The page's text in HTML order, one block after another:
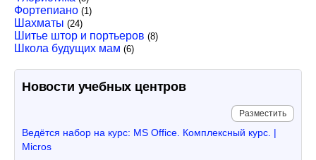
Фортепиано (1)
Шахматы (24)
Шитье штор и портьеров (8)
Школа будущих мам (6)
Новости учебных центров
Разместить
Ведётся набор на курс: MS Office. Комплексный курс. |
Micros